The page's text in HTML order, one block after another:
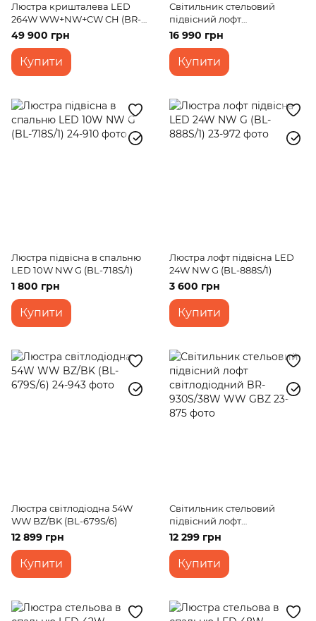
Люстра кришталева LED
264W WW+NW+CW CH (BR-
999S/7)
49 900 грн
Купити
Світильник стельовий
підвісний лофт
світлодіодний BR-930S/51W
WW GBZ
16 990 грн
Купити
Люстра підвісна в спальню
LED 10W NW G (BL-718S/1)
1 800 грн
Купити
Люстра лофт підвісна LED
24W NW G (BL-888S/1)
3 600 грн
Купити
Люстра світлодіодна 54W
WW BZ/BK (BL-679S/6)
12 899 грн
Купити
Світильник стельовий
підвісний лофт
світлодіодний BR-930S/38W
WW GBZ
12 299 грн
Купити